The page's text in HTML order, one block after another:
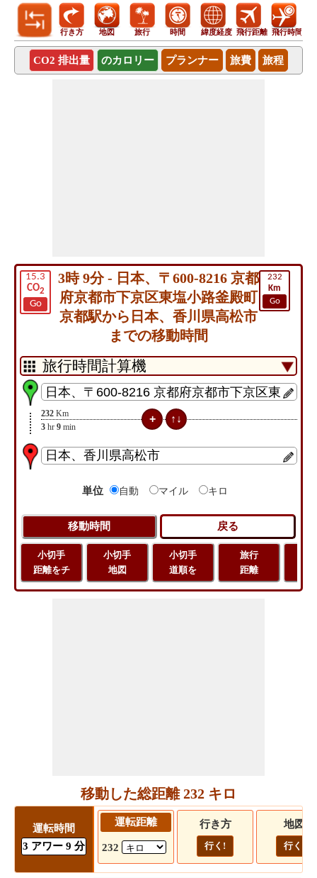
行き方 地図 旅行 時間 緯度経度 飛行距離 飛行時間
CO2 排出量 のカロリー プランナー 旅費 旅程
15.3
CO2
Go
232
Km
Go
3時 9分 - 日本、〒600-8216 京都
府京都市下京区東塩小路釜殿町
京都駅から日本、香川県高松市
までの移動時間
232 Km
3 hr 9 min
単位 自動 マイル キロ
小切手
距離をチ
小切手
地図
小切手
道順を
旅行
距離
移動した総距離 232 キロ
運転時間
3 アワー 9 分
運転距離
232
行き方
行く!
地図
行く!